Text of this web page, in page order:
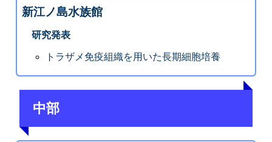
新江ノ島水族館
研究発表
トラザメ免疫組織を用いた長期細胞培養
中部